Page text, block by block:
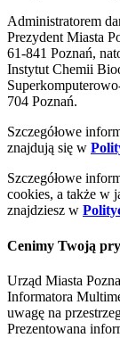
Administratorem
Prezydent Miasta
61-841 Poznań,
Instytut Chemii
704 Poznań.
Szczegółowe
znajdują się w
Szczegółowe
cookies, a także w
znajdziesz w
Cenimy Twoją
Urząd Miasta
Informatora
uwagę na
Prezentowana